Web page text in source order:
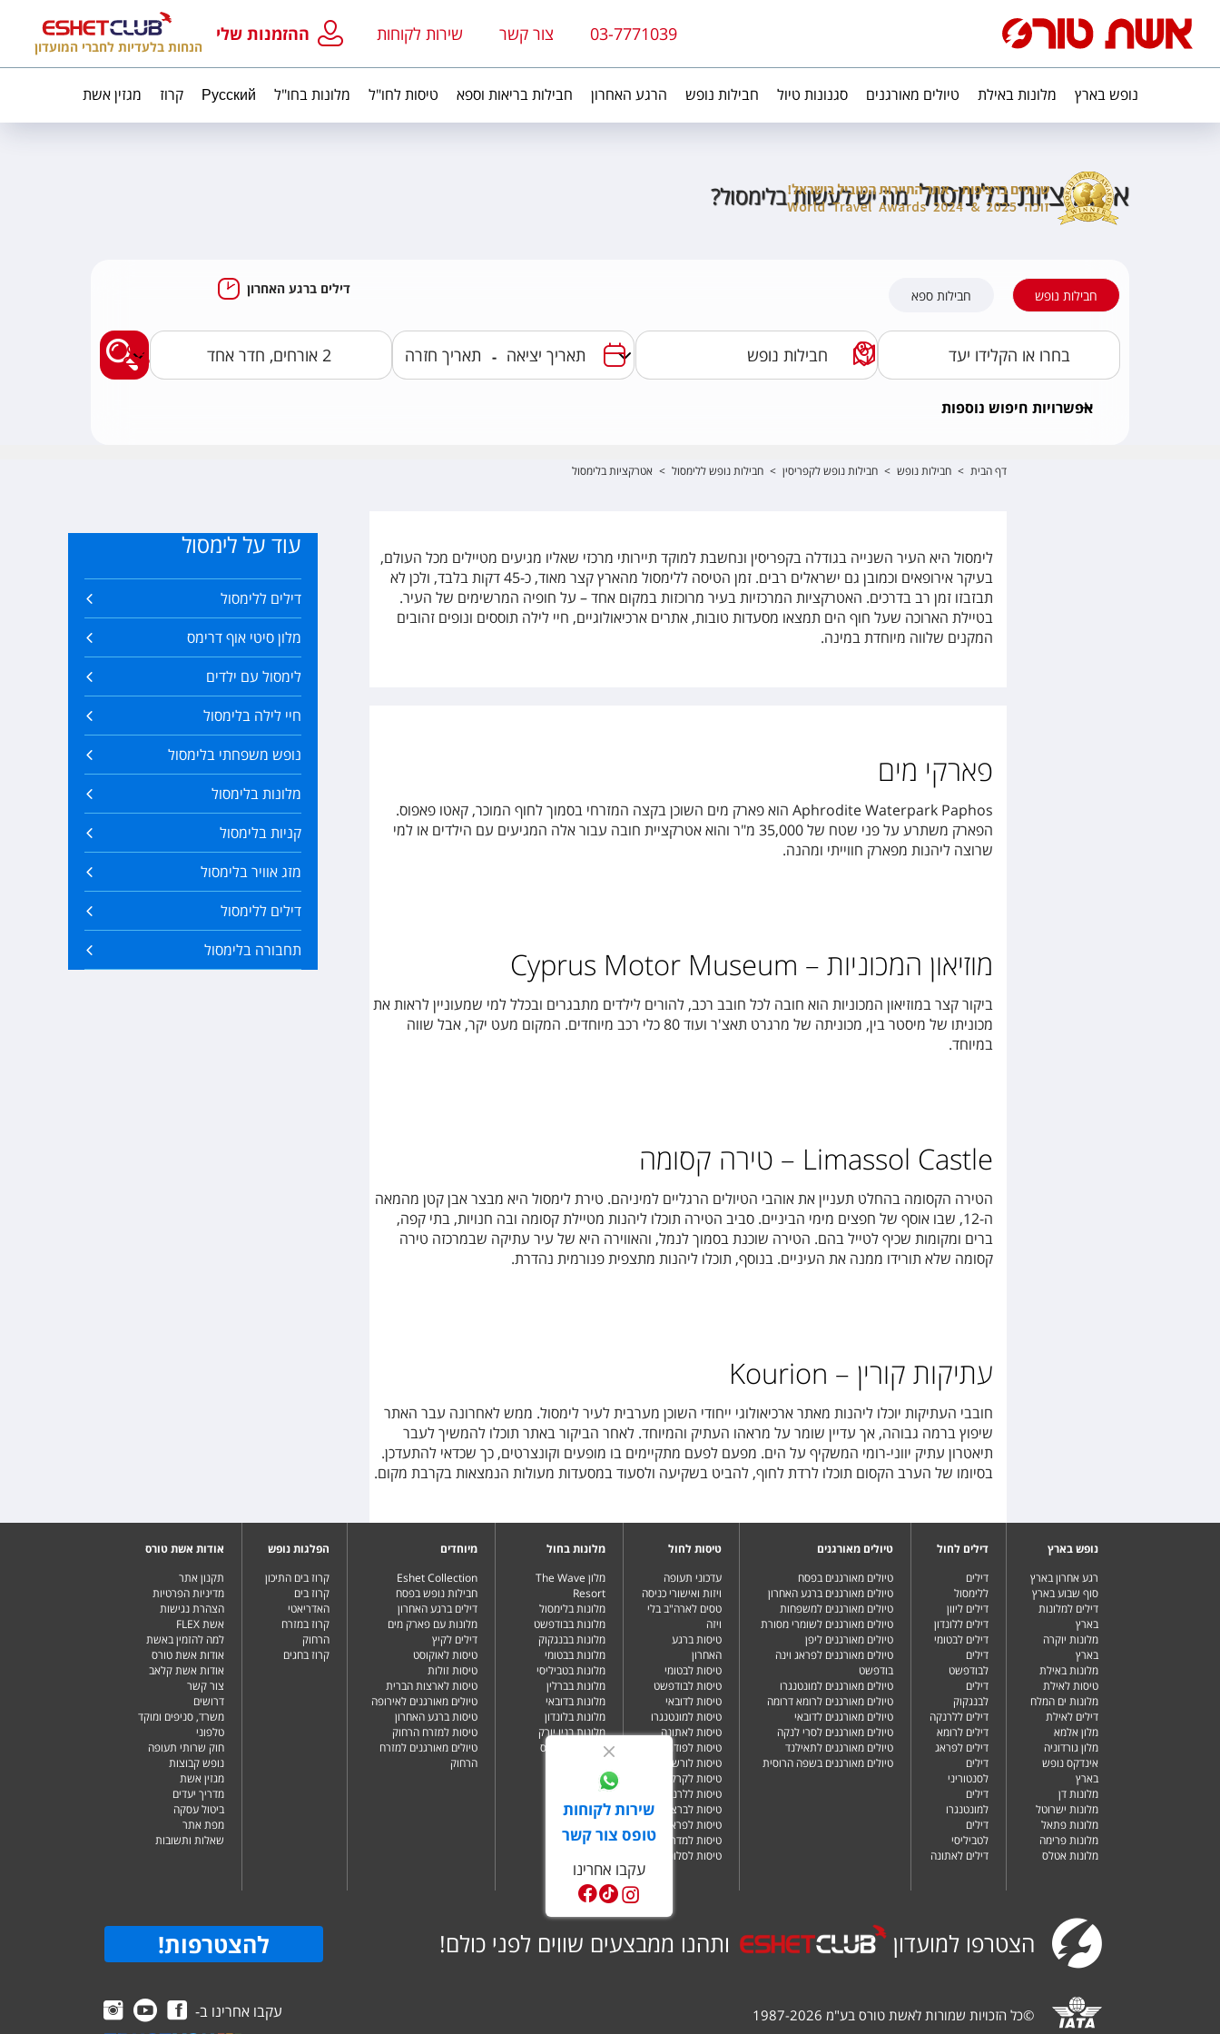
03-7771039 צור קשר שירות לקוחות ההזמנות שלי
הנחות בלעדיות לחברי המועדון
נופש בארץ מלונות באילת טיולים מאורגנים סגנונות טיול חבילות נופש הרגע האחרון חבילות בריאות וספא טיסות לחו"ל מלונות בחו"ל Русский קרוז מגזין אשת
שירות לקוחות
טופס צור קשר
עקבו אחרינו
אטרקציות בלימסול מה יש לעשות בלימסול?
חבילות נופש חבילות ספא דילים ברגע האחרון
-
מצאו לי חבילות
אפשרויות חיפוש נוספות
דף הבית > חבילות נופש > חבילות נופש לקפריסין > חבילות נופש ללימסול > אטרקציות בלימסול
לימסול היא העיר השנייה בגודלה בקפריסין ונחשבת למוקד תיירותי מרכזי שאליו מגיעים מטיילים מכל העולם,
בעיקר אירופאים וכמובן גם ישראלים רבים. זמן הטיסה ללימסול מהארץ קצר מאוד, כ-45 דקות בלבד, ולכן לא
תבזבזו זמן רב בדרכים. האטרקציות המרכזיות בעיר מרוכזות במקום אחד – על חופיה המרשימים של העיר.
בטיילת הארוכה שעל חוף הים תמצאו מסעדות טובות, אתרים ארכיאולוגיים, חיי לילה תוססים ונופים זהובים
המקנים שלווה מיוחדת במינה.
פארקי מים
Aphrodite Waterpark Paphos הוא פארק מים השוכן בקצה המזרחי בסמוך לחוף המוכר, קאטו פאפוס.
הפארק משתרע על פני שטח של 35,000 מ"ר והוא אטרקציית חובה עבור אלה המגיעים עם הילדים או למי
שרוצה ליהנות מפארק חווייתי ומהנה.
מוזיאון המכוניות – Cyprus Motor Museum
ביקור קצר במוזיאון המכוניות הוא חובה לכל חובב רכב, להורים לילדים מתבגרים ובכלל למי שמעוניין לראות את
מכוניתו של מיסטר בין, מכוניתה של מרגרט תאצ'ר ועוד 80 כלי רכב מיוחדים. המקום מעט יקר, אבל שווה
במיוחד.
Limassol Castle – טירה קסומה
הטירה הקסומה בהחלט תעניין את אוהבי הטיולים הרגליים למיניהם. טירת לימסול היא מבצר אבן קטן מהמאה
ה-12, שבו אוסף של חפצים מימי הביניים. סביב הטירה תוכלו ליהנות מטיילת קסומה ובה חנויות, בתי קפה,
ברים ומקומות שכיף לטייל בהם. הטירה שוכנת בסמוך לנמל, והאווירה היא של עיר עתיקה שבמרכזה טירה
קסומה שלא תורידו ממנה את העיניים. בנוסף, תוכלו ליהנות מתצפית פנורמית נהדרת.
עתיקות קורין – Kourion
חובבי העתיקות יוכלו ליהנות מאתר ארכיאולוגי ייחודי השוכן מערבית לעיר לימסול. ממש לאחרונה עבר האתר
שיפוץ ברמה גבוהה, אך עדיין שומר על מראהו העתיק והמיוחד. לאחר הביקור באתר תוכלו להמשיך לעבר
תיאטרון עתיק יווני-רומי המשקיף על הים. מפעם לפעם מתקיימים בו מופעים וקונצרטים, כך שכדאי להתעדכן.
בסיומו של הערב הקסום תוכלו לרדת לחוף, להביט בשקיעה ולסעוד במסעדות מעולות הנמצאות בקרבת מקום.
עוד על לימסול
דילים ללימסול
מלון סיטי אוף דרימס
לימסול עם ילדים
חיי לילה בלימסול
נופש משפחתי בלימסול
מלונות בלימסול
קניות בלימסול
מזג אוויר בלימסול
דילים ללימסול
תחבורה בלימסול
נופש בארץ
רגע אחרון בארץ
סוף שבוע בארץ
דילים למלונות
בארץ
מלונות יוקרה
בארץ
מלונות באילת
טיסות לאילת
מלונות ים המלח
דילים לאילת
מלון אלמא
מלון גורדוניה
אינדקס נופש
בארץ
מלונות דן
מלונות ישרוטל
מלונות פתאל
מלונות פרימה
מלונות אטלס
דילים לחול
דילים
ללימסול
דילים ליוון
דילים ללונדון
דילים לבטומי
דילים
לבודפשט
דילים
לבנגקוק
דילים ללרנקה
דילים לרומא
דילים לפראג
דילים
לסנטוריני
דילים
למונטנגרו
דילים
לטביליסי
דילים לאתונה
טיולים מאורגנים
טיולים מאורגנים בפסח
טיולים מאורגנים ברגע האחרון
טיולים מאורגנים למשפחות
טיולים מאורגנים לשומרי מסורת
טיולים מאורגנים ליפן
טיולים מאורגנים לפראג וינה
בודפשט
טיולים מאורגנים למונטנגרו
טיולים מאורגנים לרומא דרומה
טיולים מאורגנים לדובאי
טיולים מאורגנים לסרי לנקה
טיולים מאורגנים לתאילנד
טיולים מאורגנים בשפה הרוסית
טיסות לחול
עדכוני תעופה
ויזות ואישורי כניסה
טסים לארה"ב בלי
ויזה
טיסות ברגע
האחרון
טיסות לבטומי
טיסות לבודפשט
טיסות לדובאי
טיסות למונטנגרו
טיסות לאתונה
טיסות לפודגוריצה
טיסות לורשה
טיסות לקרקוב
טיסות ללרנקה
טיסות לברצלונה
טיסות לפראג
טיסות למדריד
טיסות לסלוניקי
מלונות בחול
מלון The Wave
Resort
מלונות בלימסול
מלונות בבודפשט
מלונות בבנגקוק
מלונות בבטומי
מלונות בטביליסי
מלונות בברלין
מלונות בדובאי
מלונות בלונדון
מלונות בניו יורק
מלונות בפאפוס
מיוחדים
Eshet Collection
חבילות נופש בפסח
דילים ברגע האחרון
מלונות עם פארק מים
דילים לקיץ
טיסות לאוקוסט
טיסות זולות
טיסות לארצות הברית
טיולים מאורגנים לאירופה
טיסות ברגע האחרון
טיסות למזרח הרחוק
טיולים מאורגנים למזרח
הרחוק
הפלגות נופש
קרוז בים התיכון
קרוז בים
האדריאטי
קרוז במזרח
הרחוק
קרוז בחגים
אודות אשת טורס
תקנון אתר
מדיניות הפרטיות
הצהרת נגישות
אשת FLEX
למה להזמין באשת
אודות אשת טורס
אודות אשת קלאב
צור קשר
דרושים
משרד, סניפים ומוקד
טלפוני
חוק שרותי תעופה
נופש קבוצות
מגזין אשת
מדריך יעדים
ביטול עסקה
מפת אתר
שאלות ותשובות
הצטרפו למועדון ותהנו ממבצעים שווים לפני כולם! להצטרפות!
©כל הזכויות שמורות לאשת טורס בע"מ 1987-2026 עקבו אחרינו ב-